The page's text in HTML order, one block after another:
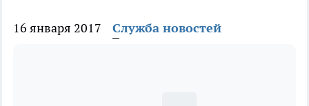
16 января 2017 Служба новостей